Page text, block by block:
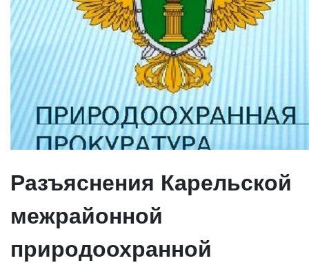
Разъяснения Карельской
межрайонной
природоохранной